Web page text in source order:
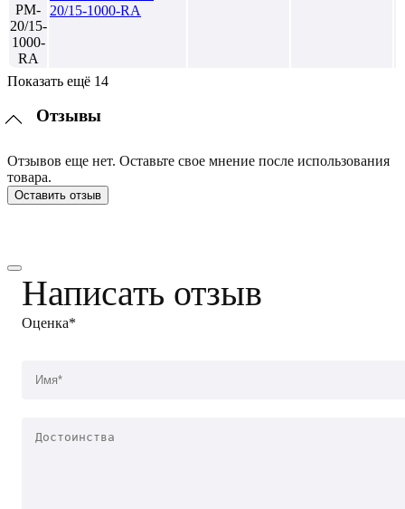
20/15-1000-RA
Показать ещё 14
Отзывы
Отзывов еще нет. Оставьте свое мнение после использования
товара.
Оставить отзыв
Написать отзыв
Оценка*